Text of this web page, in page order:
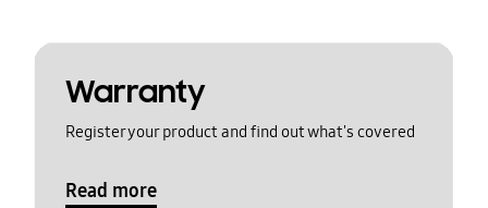
Warranty
Register your product and find out what's covered
Read more